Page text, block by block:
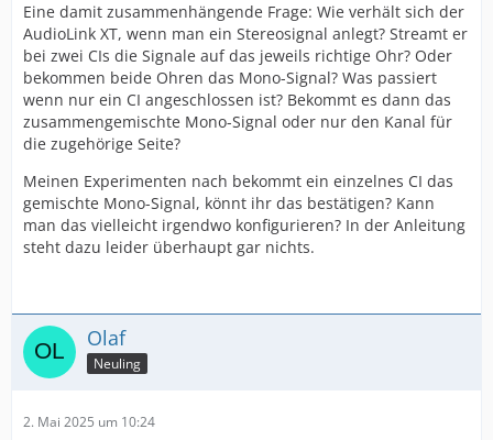
Eine damit zusammenhängende Frage: Wie verhält sich der
AudioLink XT, wenn man ein Stereosignal anlegt? Streamt er
bei zwei CIs die Signale auf das jeweils richtige Ohr? Oder
bekommen beide Ohren das Mono-Signal? Was passiert
wenn nur ein CI angeschlossen ist? Bekommt es dann das
zusammengemischte Mono-Signal oder nur den Kanal für
die zugehörige Seite?
Meinen Experimenten nach bekommt ein einzelnes CI das
gemischte Mono-Signal, könnt ihr das bestätigen? Kann
man das vielleicht irgendwo konfigurieren? In der Anleitung
steht dazu leider überhaupt gar nichts.
Olaf
Neuling
2. Mai 2025 um 10:24